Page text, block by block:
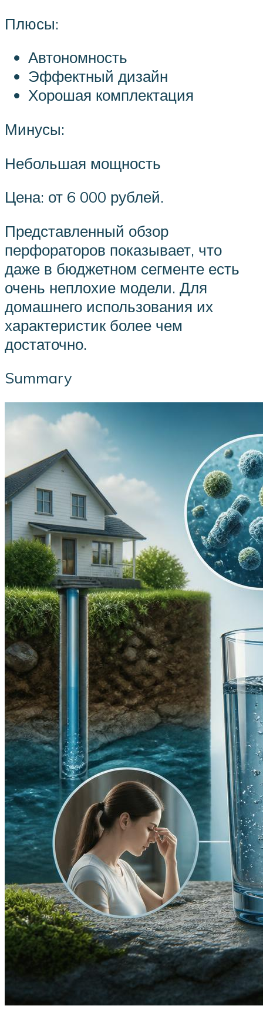
Плюсы:
Автономность
Эффектный дизайн
Хорошая комплектация
Минусы:
Небольшая мощность
Цена: от 6 000 рублей.
Представленный обзор
перфораторов показывает, что
даже в бюджетном сегменте есть
очень неплохие модели. Для
домашнего использования их
характеристик более чем
достаточно.
Summary